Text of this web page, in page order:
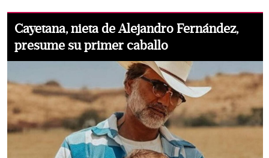
Cayetana, nieta de Alejandro Fernández,
presume su primer caballo